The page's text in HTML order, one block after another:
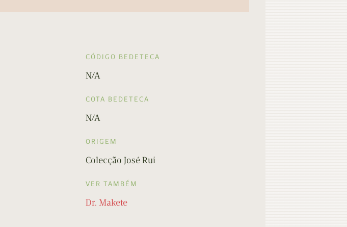
CÓDIGO BEDETECA
N/A
COTA BEDETECA
N/A
ORIGEM
Colecção José Rui
VER TAMBÉM
Dr. Makete